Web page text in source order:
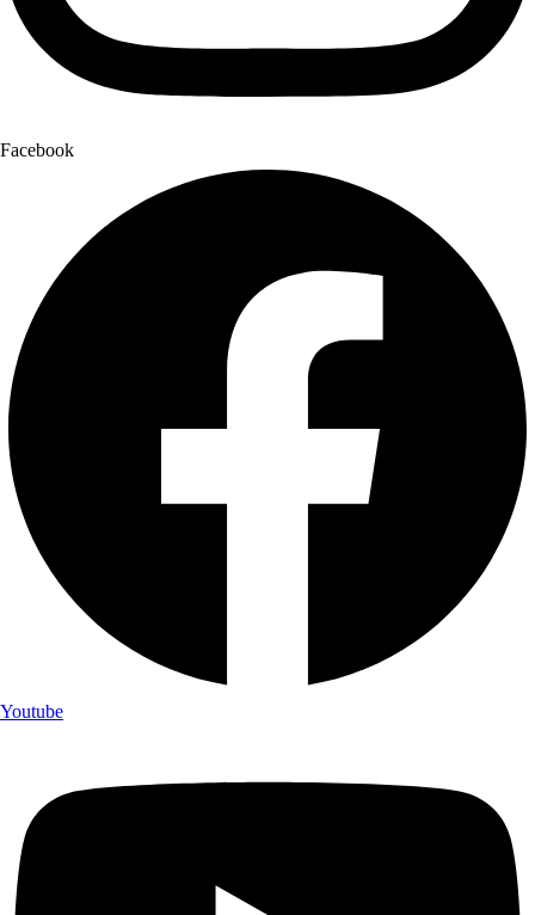
Facebook
Youtube